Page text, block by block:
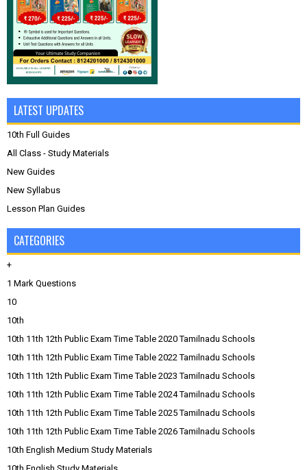
LATEST UPDATES
10th Full Guides
All Class - Study Materials
New Guides
New Syllabus
Lesson Plan Guides
CATEGORIES
+
1 Mark Questions
10
10th
10th 11th 12th Public Exam Time Table 2020 Tamilnadu Schools
10th 11th 12th Public Exam Time Table 2022 Tamilnadu Schools
10th 11th 12th Public Exam Time Table 2023 Tamilnadu Schools
10th 11th 12th Public Exam Time Table 2024 Tamilnadu Schools
10th 11th 12th Public Exam Time Table 2025 Tamilnadu Schools
10th 11th 12th Public Exam Time Table 2026 Tamilnadu Schools
10th English Medium Study Materials